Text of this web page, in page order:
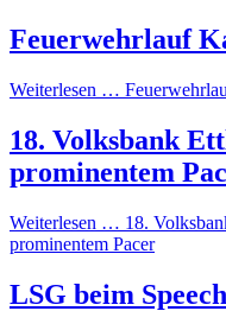
Feuerwehrlauf
Weiterlesen …
18. Volksbank
prominentem
Weiterlesen … 18.
prominentem Pacer
LSG beim